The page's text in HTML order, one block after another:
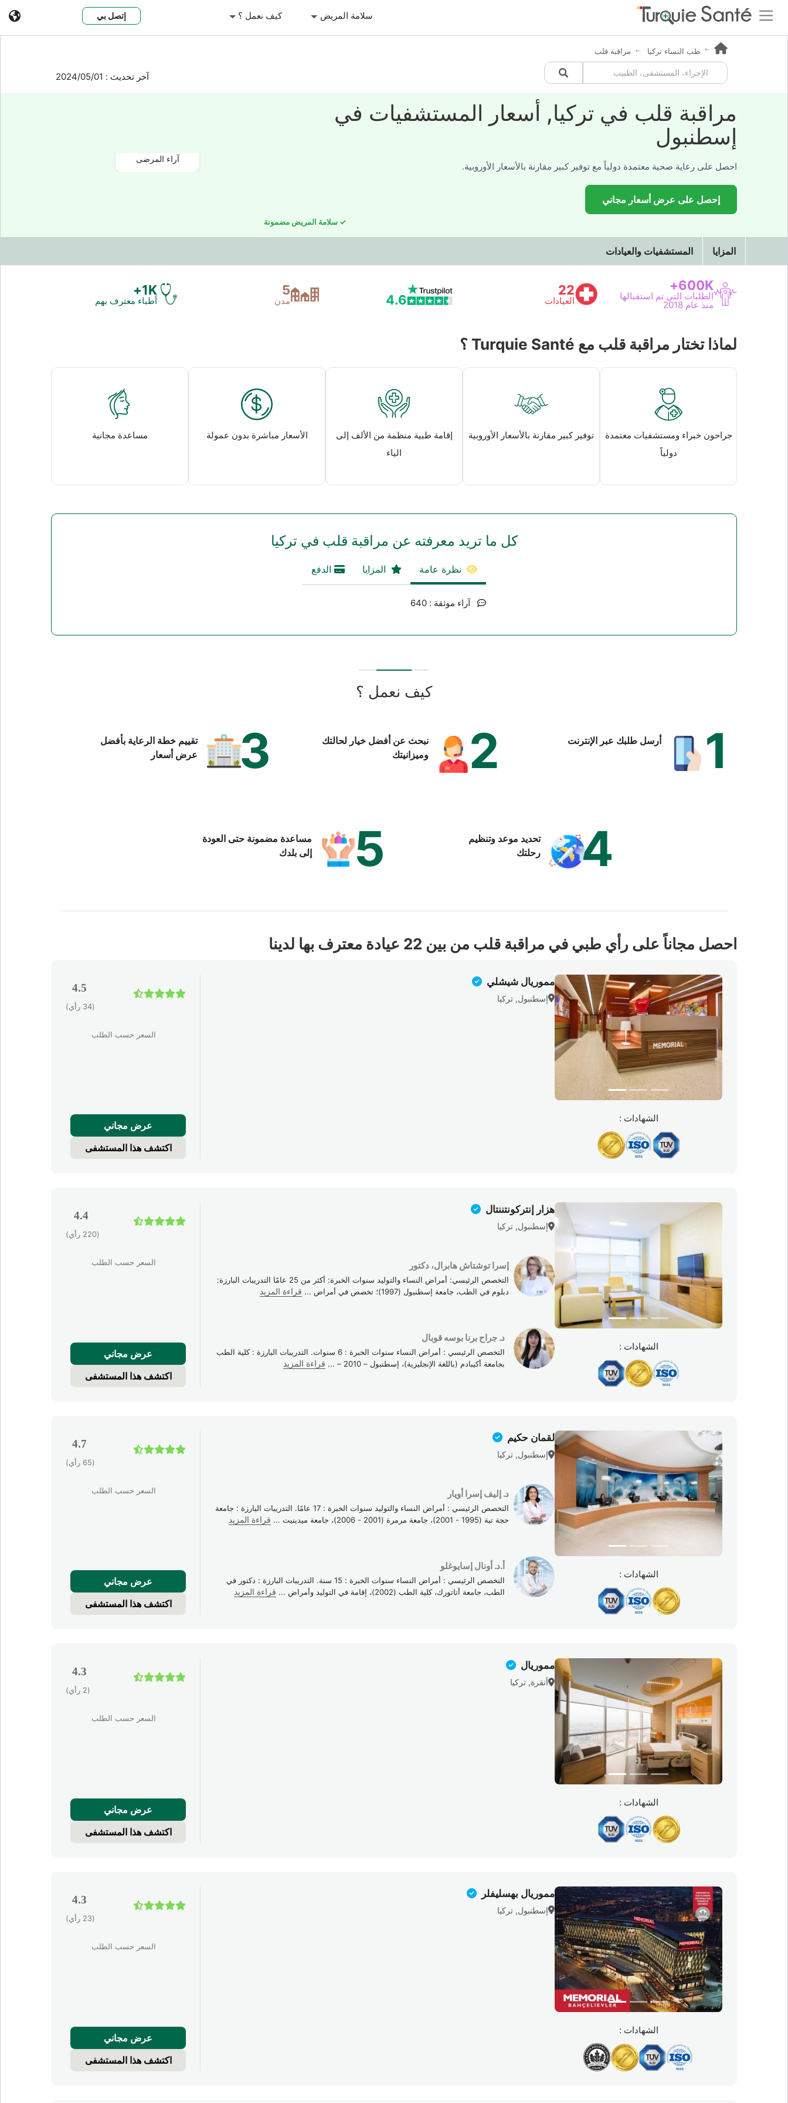
سلامة المريض كيف نعمل ؟ إتصل بي
طب النساء تركيا مراقبة قلب
آخر تحديث : 2024/05/01
مراقبة قلب في تركيا, أسعار المستشفيات في
إسطنبول
احصل على رعاية صحية معتمدة دولياً مع توفير كبير مقارنة بالأسعار الأوروبية.
إحصل على عرض أسعار مجاني
✓ سلامة المريض مضمونة
آراء المرضى
المزايا المستشفيات والعيادات
600K+
الطلبات التي تم استقبالها
منذ عام 2018
22
العيادات 4.6
5
مدن
1K+
أطباء معترف بهم
لماذا تختار مراقبة قلب مع Turquie Santé ؟
جراحون خبراء ومستشفيات معتمدة
دولياً
توفير كبير مقارنة بالأسعار الأوروبية
إقامة طبية منظمة من الألف إلى
الياء
الأسعار مباشرة بدون عمولة مساعدة مجانية
كل ما تريد معرفته عن مراقبة قلب في تركيا
نظرة عامة المزايا الدفع
آراء موثقة : 640
كيف نعمل ؟
1 أرسل طلبك عبر الإنترنت 2
نبحث عن أفضل خيار لحالتك
وميزانيتك
3
تقييم خطة الرعاية بأفضل
عرض أسعار
4
تحديد موعد وتنظيم
رحلتك
5
مساعدة مضمونة حتى العودة
إلى بلدك
احصل مجاناً على رأي طبي في مراقبة قلب من بين 22 عيادة معترف بها لدينا
الشهادات :
مموريال شيشلي
إسطنبول, تركيا
4.5
(34 رأي)
السعر حسب الطلب
عرض مجاني
اكتشف هذا المستشفى
الشهادات :
هزار إنتركونتننتال
إسطنبول, تركيا
إسرا توشتاش هابرال، دكتور
التخصص الرئيسي: أمراض النساء والتوليد سنوات الخبرة: أكثر من 25 عامًا التدريبات البارزة:
دبلوم في الطب، جامعة إسطنبول (1997)؛ تخصص في أمراض
... قراءة المزيد
د. جراح برنا بوسه قوبال
التخصص الرئيسي : أمراض النساء سنوات الخبرة : 6 سنوات. التدريبات البارزة : كلية الطب
بجامعة أكيبادم (باللغة الإنجليزية)، إسطنبول – 2010 –
... قراءة المزيد
4.4
(220 رأي)
السعر حسب الطلب
عرض مجاني
اكتشف هذا المستشفى
الشهادات :
لقمان حكيم
إسطنبول, تركيا
د. إليف إسرا أويار
التخصص الرئيسي : أمراض النساء والتوليد سنوات الخبرة : 17 عامًا. التدريبات البارزة : جامعة
حجة تبة (1995 - 2001)، جامعة مرمرة (2001 - 2006)، جامعة ميدينيت
... قراءة المزيد
أ.د. أونال إسايوغلو
التخصص الرئيسي : أمراض النساء سنوات الخبرة : 15 سنة. التدريبات البارزة : دكتور في
الطب، جامعة أتاتورك، كلية الطب (2002)، إقامة في التوليد وأمراض
... قراءة المزيد
4.7
(65 رأي)
السعر حسب الطلب
عرض مجاني
اكتشف هذا المستشفى
الشهادات :
مموريال
أنقرة, تركيا
4.3
(2 رأي)
السعر حسب الطلب
عرض مجاني
اكتشف هذا المستشفى
الشهادات :
مموريال بهسليفلر
إسطنبول, تركيا
4.3
(23 رأي)
السعر حسب الطلب
عرض مجاني
اكتشف هذا المستشفى